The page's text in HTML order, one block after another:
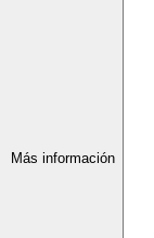
Más información